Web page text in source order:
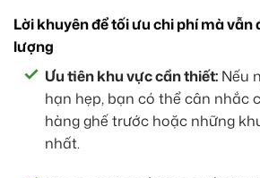
Lời khuyên để tối ưu chi phí mà vẫn
lượng
Ưu tiên khu vực cần thiết: Nếu
hạn hẹp, bạn có thể cân nhắc
hàng ghế trước hoặc những
nhất.